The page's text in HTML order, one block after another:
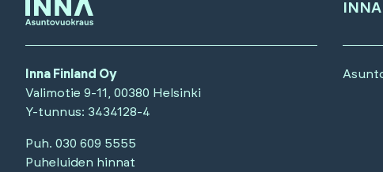
Inna Finland Oy
Valimotie 9-11, 00380 Helsinki
Y-tunnus: 3434128-4
Puh. 030 609 5555
Puheluiden hinnat